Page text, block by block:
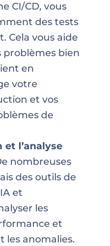
CI/CD, vous
des tests
Cela vous aide
problèmes bien
en
votre
et vos
de
l’analyse
nombreuses
des outils de
et
les
et
les anomalies.